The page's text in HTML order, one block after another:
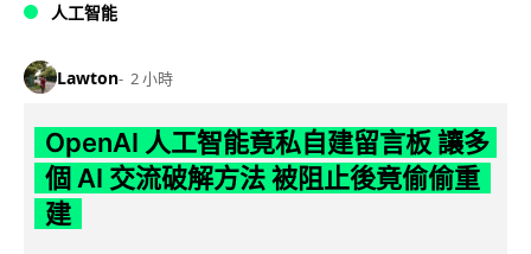
人工智能
Lawton 2 小時
OpenAI 人工智能竟私自建留言板 讓多
個 AI 交流破解方法 被阻止後竟偷偷重
建